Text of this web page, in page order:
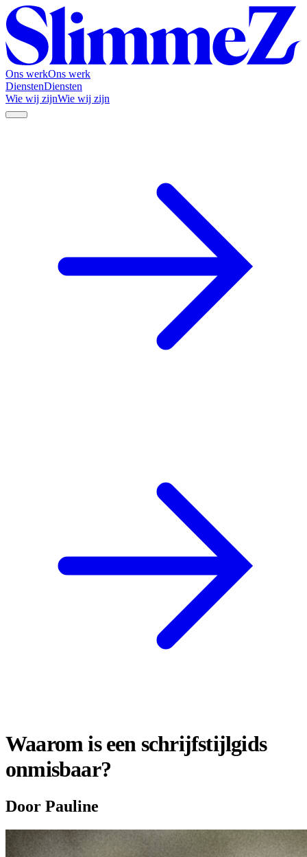
Ons werkOns werk
DienstenDiensten
Wie wij zijnWie wij zijn
Waarom is een schrijfstijlgids
onmisbaar?
Door Pauline